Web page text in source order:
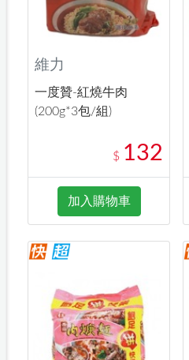
維力
一度贊-紅燒牛肉
(200g*3包/組)
$ 132
加入購物車